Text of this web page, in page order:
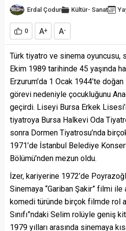
Erdal Çodur Kültür- Sanat
0 A+ A-
Türk tiyatro ve sinema oyuncusu,
Ekim 1989 tarihinde 45 yaşında
Erzurum’da 1 Ocak 1944’te
görevi nedeniyle çocukluğunu
geçirdi. Liseyi Bursa Erkek
tiyatroya Bursa Halkevi Oda
sonra Dormen Tiyatrosu’nda
1971’de İstanbul Belediye
Bölümü’nden mezun oldu.
İzer, kariyerine 1972’de
Sinemaya “Gariban Şakir” filmi ile
komedi türünde birçok filmde rol
Sınıfı”ndaki Selim rolüyle geniş
1979 yılları arasında sinemaya